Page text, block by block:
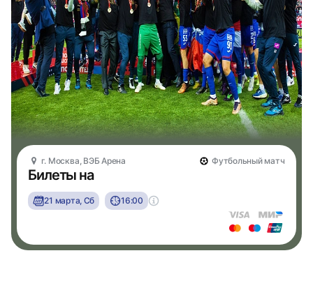
г. Москва, ВЭБ Арена Футбольный матч
Билеты на
21 марта, Сб 16:00